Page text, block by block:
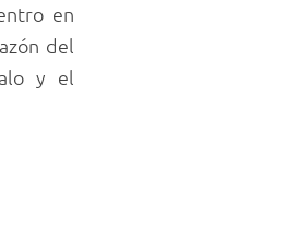
en
del
y el